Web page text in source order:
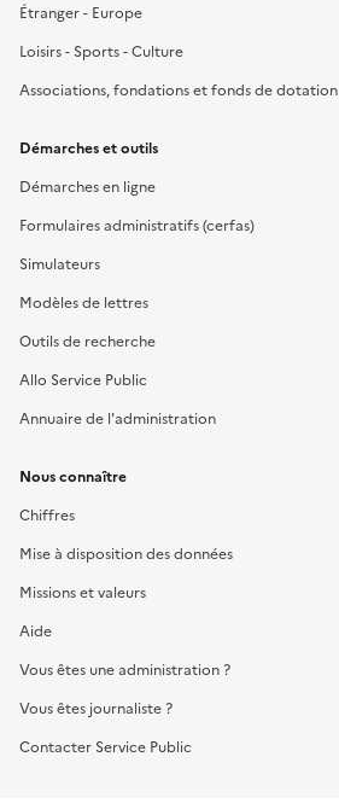
Étranger - Europe
Loisirs - Sports - Culture
Associations, fondations et fonds de dotation
Démarches et outils
Démarches en ligne
Formulaires administratifs (cerfas)
Simulateurs
Modèles de lettres
Outils de recherche
Allo Service Public
Annuaire de l'administration
Nous connaître
Chiffres
Mise à disposition des données
Missions et valeurs
Aide
Vous êtes une administration ?
Vous êtes journaliste ?
Contacter Service Public